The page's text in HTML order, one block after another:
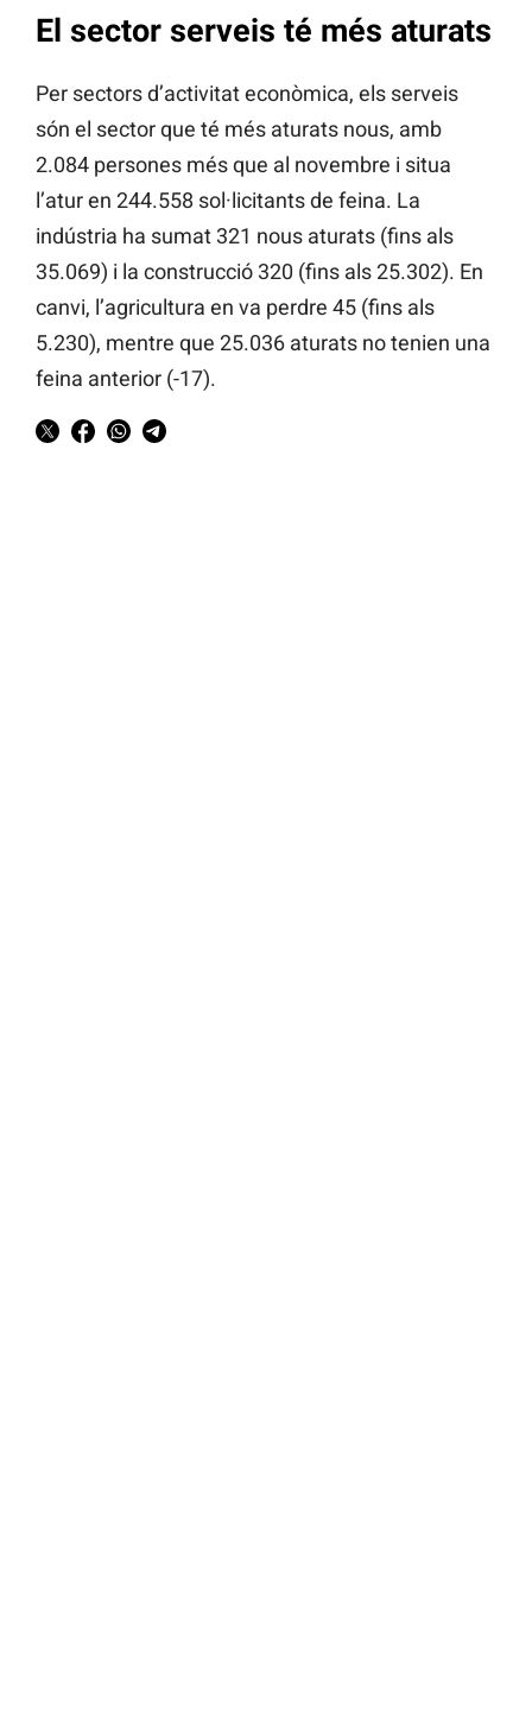
El sector serveis té més aturats
Per sectors d’activitat econòmica, els serveis
són el sector que té més aturats nous, amb
2.084 persones més que al novembre i situa
l’atur en 244.558 sol·licitants de feina. La
indústria ha sumat 321 nous aturats (fins als
35.069) i la construcció 320 (fins als 25.302). En
canvi, l’agricultura en va perdre 45 (fins als
5.230), mentre que 25.036 aturats no tenien una
feina anterior (-17).